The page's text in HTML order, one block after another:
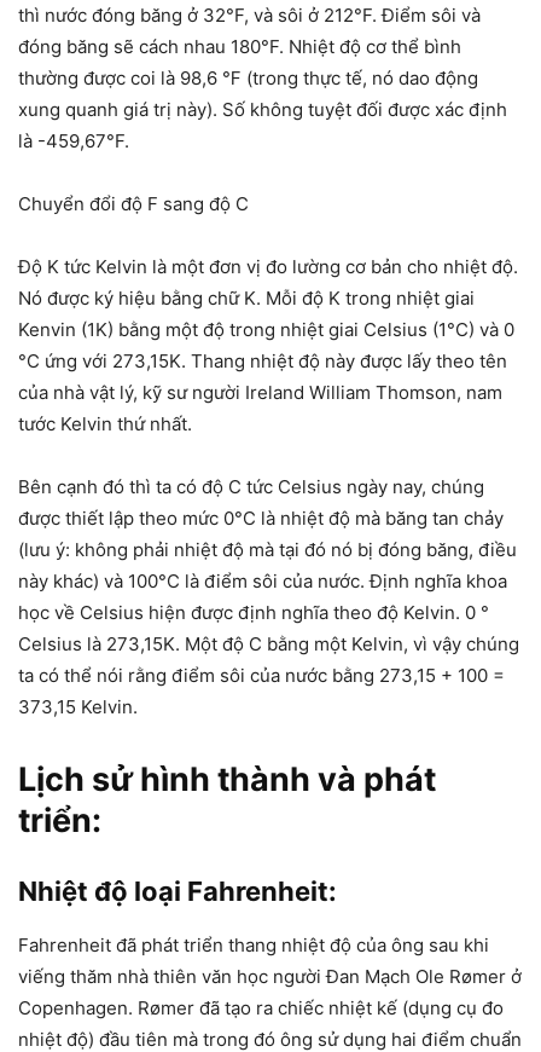
thì nước đóng băng ở 32°F, và sôi ở 212°F. Điểm sôi và
đóng băng sẽ cách nhau 180°F. Nhiệt độ cơ thể bình
thường được coi là 98,6 ℉ (trong thực tế, nó dao động
xung quanh giá trị này). Số không tuyệt đối được xác định
là -459,67°F.
Chuyển đổi độ F sang độ C
Độ K tức Kelvin là một đơn vị đo lường cơ bản cho nhiệt độ.
Nó được ký hiệu bằng chữ K. Mỗi độ K trong nhiệt giai
Kenvin (1K) bằng một độ trong nhiệt giai Celsius (1°C) và 0
°C ứng với 273,15K. Thang nhiệt độ này được lấy theo tên
của nhà vật lý, kỹ sư người Ireland William Thomson, nam
tước Kelvin thứ nhất.
Bên cạnh đó thì ta có độ C tức Celsius ngày nay, chúng
được thiết lập theo mức 0°C là nhiệt độ mà băng tan chảy
(lưu ý: không phải nhiệt độ mà tại đó nó bị đóng băng, điều
này khác) và 100°C là điểm sôi của nước. Định nghĩa khoa
học về Celsius hiện được định nghĩa theo độ Kelvin. 0 °
Celsius là 273,15K. Một độ C bằng một Kelvin, vì vậy chúng
ta có thể nói rằng điểm sôi của nước bằng 273,15 + 100 =
373,15 Kelvin.
Lịch sử hình thành và phát
triển:
Nhiệt độ loại Fahrenheit:
Fahrenheit đã phát triển thang nhiệt độ của ông sau khi
viếng thăm nhà thiên văn học người Đan Mạch Ole Rømer ở
Copenhagen. Rømer đã tạo ra chiếc nhiệt kế (dụng cụ đo
nhiệt độ) đầu tiên mà trong đó ông sử dụng hai điểm chuẩn